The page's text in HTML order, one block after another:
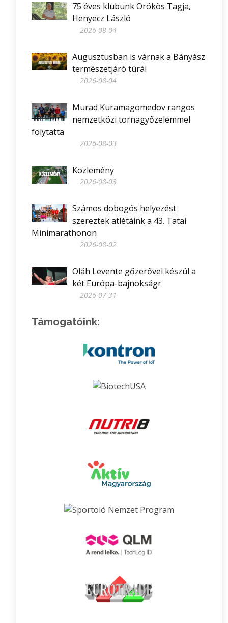
75 éves klubunk Örökös Tagja,
Henyecz László
2026-08-04
Augusztusban is várnak a Bányász
természetjáró túrái
2026-08-04
Murad Kuramagomedov rangos
nemzetközi tornagyőzelemmel
folytatta
2026-08-03
Közlemény
2026-08-03
Számos dobogós helyezést
szereztek atlétáink a 43. Tatai
Minimarathonon
2026-08-02
Oláh Levente gőzerővel készül a
két Európa-bajnokságr
2026-07-31
Támogatóink: